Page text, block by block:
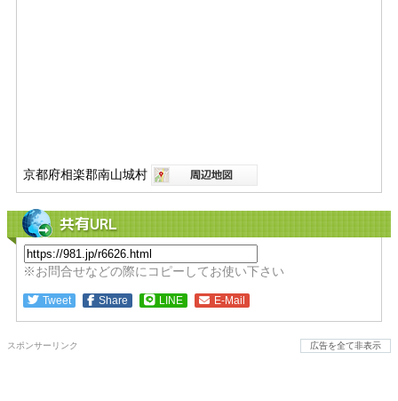
京都府相楽郡南山城村
共有URL
※お問合せなどの際にコピーしてお使い下さい
Tweet Share LINE E-Mail
スポンサーリンク 広告を全て非表示